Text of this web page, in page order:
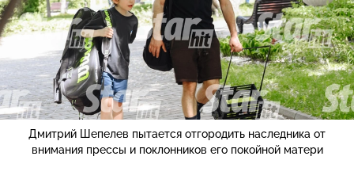
Дмитрий Шепелев пытается отгородить наследника от
внимания прессы и поклонников его покойной матери